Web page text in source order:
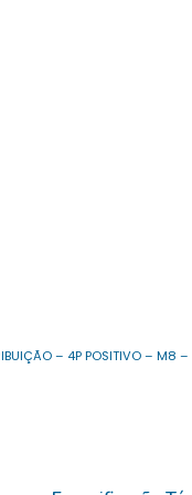
– 4P POSITIVO – M8